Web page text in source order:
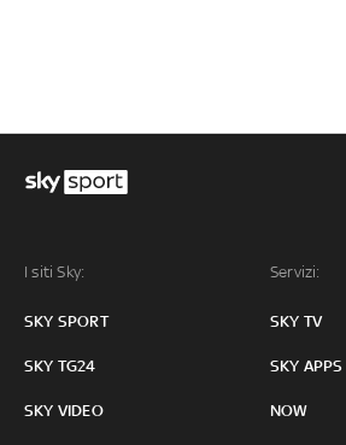
I siti Sky:
SKY SPORT
SKY TG24
SKY VIDEO
Servizi:
SKY TV
SKY APPS
NOW